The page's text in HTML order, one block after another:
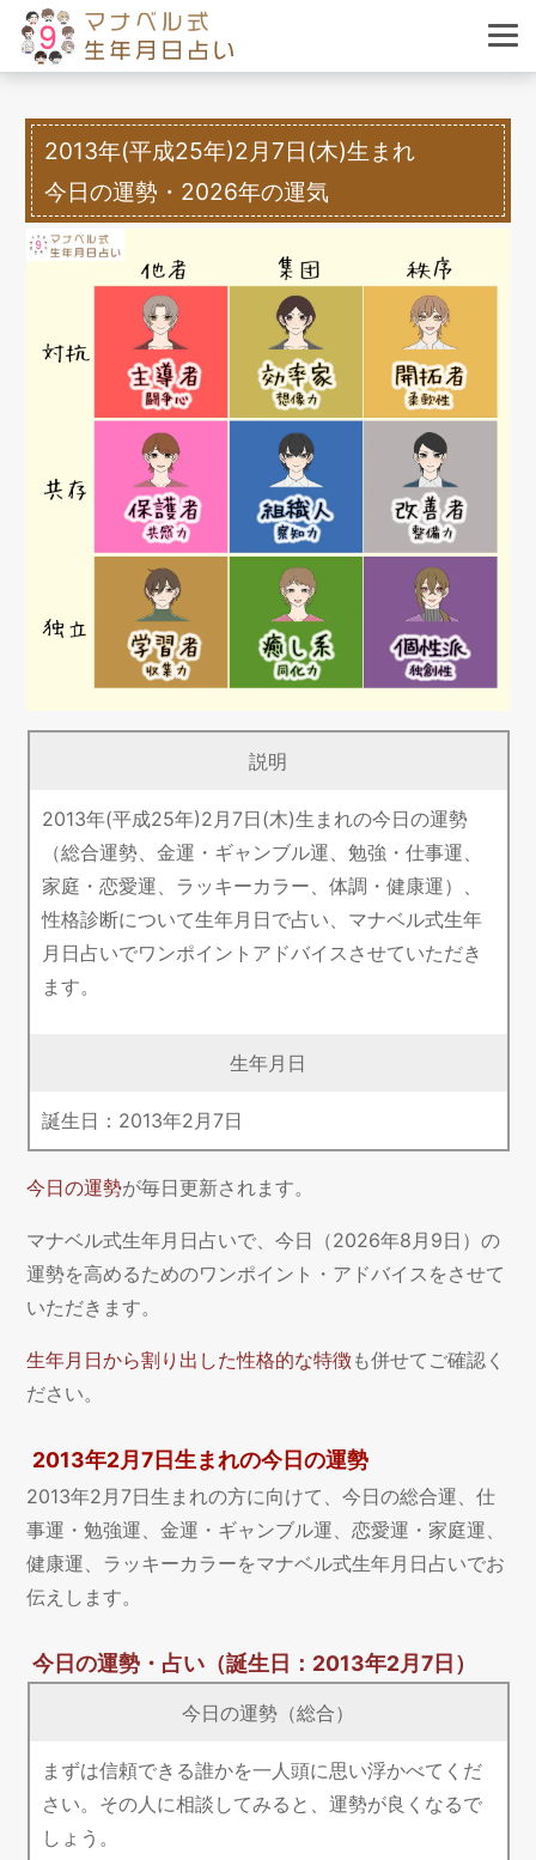
2013年(平成25年)2月7日(木)生まれ
今日の運勢・2026年の運気
説明
2013年(平成25年)2月7日(木)生まれの今日の運勢
（総合運勢、金運・ギャンブル運、勉強・仕事運、
家庭・恋愛運、ラッキーカラー、体調・健康運）、
性格診断について生年月日で占い、マナベル式生年
月日占いでワンポイントアドバイスさせていただき
ます。
生年月日
誕生日： 2013年2 月 7日
今日の運勢が毎日更新されます。
マナベル式生年月日占いで、今日（2026年8月9日）の
運勢を高めるためのワンポイント・アドバイスをさせて
いただきます。
生年月日から割り出した性格的な特徴も併せてご確認く
ださい。
2013年2月7日生まれの今日の運勢
2013年2月7日生まれの方に向けて、今日の総合運、仕
事運・勉強運、金運・ギャンブル運、恋愛運・家庭運、
健康運、ラッキーカラーをマナベル式生年月日占いでお
伝えします。
今日の運勢・占い（誕生日：2013年2月7日）
今日の運勢（総合）
まずは信頼できる誰かを一人頭に思い浮かべてくだ
さい。その人に相談してみると、運勢が良くなるで
しょう。